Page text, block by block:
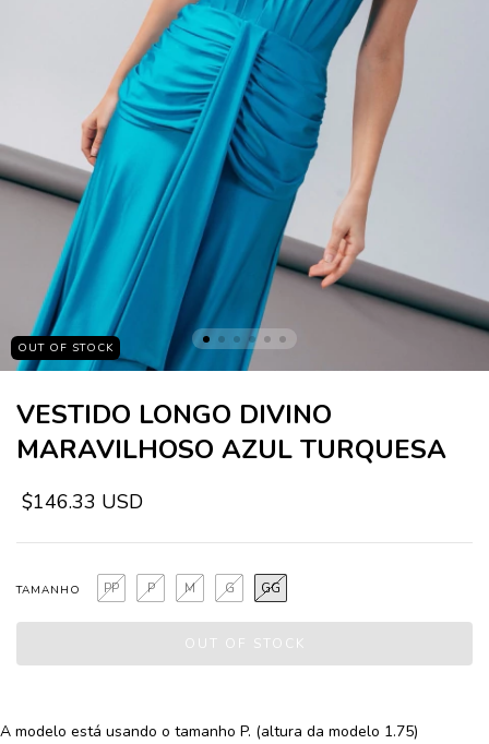
OUT OF STOCK
VESTIDO LONGO DIVINO
MARAVILHOSO AZUL TURQUESA
$146.33 USD
TAMANHO GG
G
M
P
PP
A modelo está usando o tamanho P. (altura da modelo 1.75)